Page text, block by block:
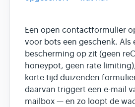
Een open contactformulier
voor bots een geschenk. Als
bescherming op zit (geen
honeypot, geen rate
korte tijd duizenden
daarvan triggert een e-mail
mailbox — en zo loopt de